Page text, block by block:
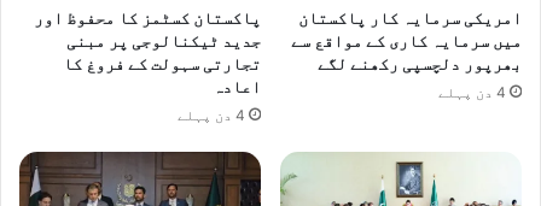
ا
ت
ع
امریکی سرمایہ کار پاکستان
میں سرمایہ کاری کے مواقع سے
بھرپور دلچسپی رکھنے لگے
4 دن پہلے
پاکستان کسٹمز کا محفوظ اور
جدید ٹیکنالوجی پر مبنی
تجارتی سہولت کے فروغ کا
اعادہ
4 دن پہلے